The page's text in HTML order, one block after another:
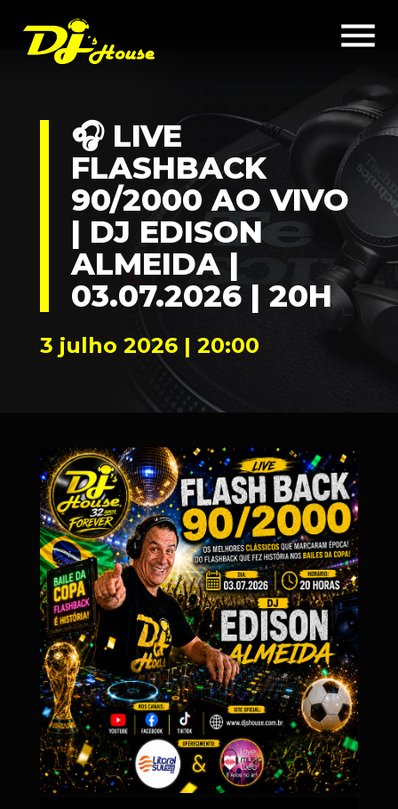
menu
🎧 LIVE
FLASHBACK
90/2000 AO VIVO
| DJ EDISON
ALMEIDA |
03.07.2026 | 20H
3 julho 2026 | 20:00